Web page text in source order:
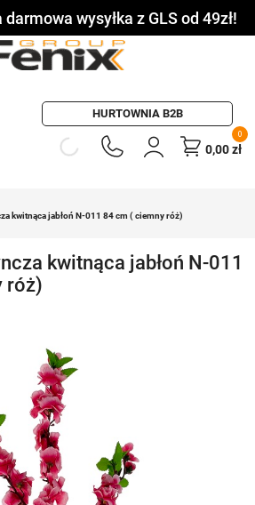
wysyłka z GLS od 49zł!
HURTOWNIA B2B
0
0,00zł
kwitnąca jabłoń N-011 84 cm ( ciemny róż)
kwitnąca jabłoń N-011
róż)